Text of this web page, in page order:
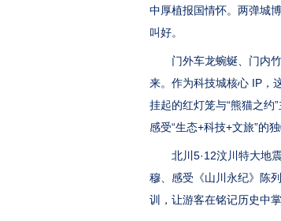
中厚植报国情怀。两弹城
叫好。
门外车龙蜿蜒、门内竹
来。作为科技城核心 IP，
挂起的红灯笼与“熊猫之约
感受“生态+科技+文旅”的
北川5·12汶川特大地震
穆、感受《山川永纪》陈
训，让游客在铭记历史中